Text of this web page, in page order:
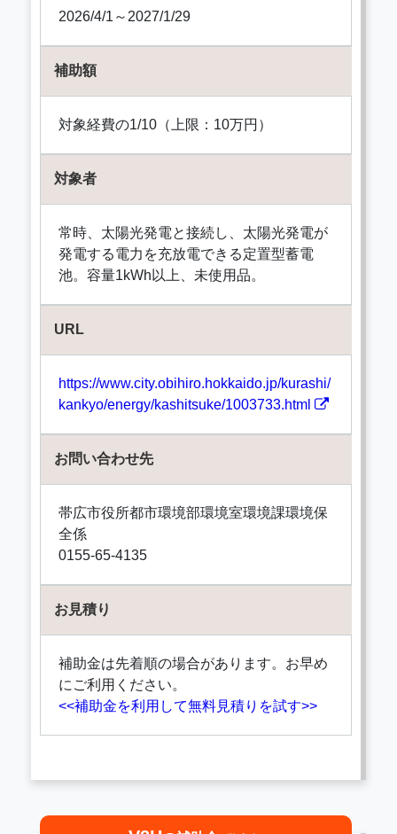
2026/4/1～2027/1/29
補助額
対象経費の1/10（上限：10万円）
対象者
常時、太陽光発電と接続し、太陽光発電が
発電する電力を充放電できる定置型蓄電
池。容量1kWh以上、未使用品。
URL
https://www.city.obihiro.hokkaido.jp/kurashi/
kankyo/energy/kashitsuke/1003733.html
お問い合わせ先
帯広市役所都市環境部環境室環境課環境保
全係
0155-65-4135
お見積り
補助金は先着順の場合があります。お早め
にご利用ください。
<<補助金を利用して無料見積りを試す>>